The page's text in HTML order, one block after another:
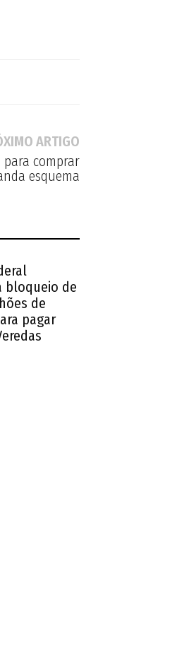
ARTIGO
comprar
esquema
bloqueio de
de
pagar